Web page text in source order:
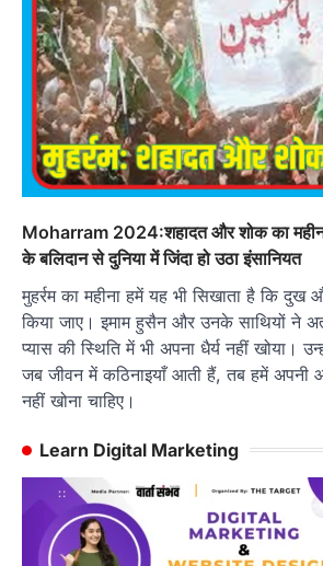
Moharram 2024:शहादत और शोक का महीना
के बलिदान से दुनिया में जिंदा हो उठा इंसानियत
मुहर्रम का महीना हमें यह भी सिखाता है कि दुख
किया जाए। इमाम हुसैन और उनके साथियों ने
प्यास की स्थिति में भी अपना धैर्य नहीं खोया।
जब जीवन में कठिनाइयाँ आती हैं, तब हमें अपनी
नहीं खोना चाहिए।
Learn Digital Marketing